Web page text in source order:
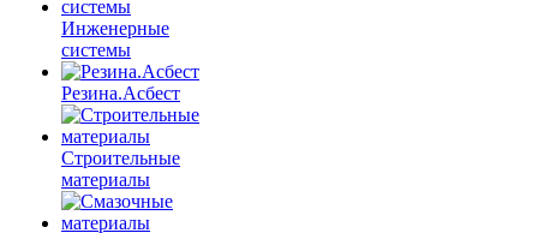
Инженерные
системы
Резина.Асбест
Строительные
материалы